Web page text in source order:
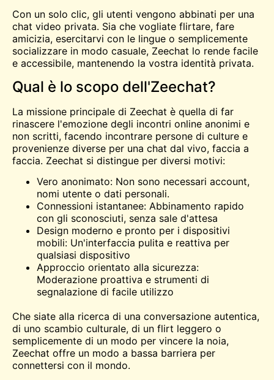
Con un solo clic, gli utenti vengono abbinati per una
chat video privata. Sia che vogliate flirtare, fare
amicizia, esercitarvi con le lingue o semplicemente
socializzare in modo casuale, Zeechat lo rende facile
e accessibile, mantenendo la vostra identità privata.
Qual è lo scopo dell'Zeechat?
La missione principale di Zeechat è quella di far
rinascere l'emozione degli incontri online anonimi e
non scritti, facendo incontrare persone di culture e
provenienze diverse per una chat dal vivo, faccia a
faccia. Zeechat si distingue per diversi motivi:
Vero anonimato: Non sono necessari account,
nomi utente o dati personali.
Connessioni istantanee: Abbinamento rapido
con gli sconosciuti, senza sale d'attesa
Design moderno e pronto per i dispositivi
mobili: Un'interfaccia pulita e reattiva per
qualsiasi dispositivo
Approccio orientato alla sicurezza:
Moderazione proattiva e strumenti di
segnalazione di facile utilizzo
Che siate alla ricerca di una conversazione autentica,
di uno scambio culturale, di un flirt leggero o
semplicemente di un modo per vincere la noia,
Zeechat offre un modo a bassa barriera per
connettersi con il mondo.